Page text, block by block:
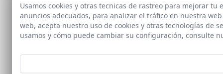
Usamos cookies y otras tecnicas de rastreo para mejorar
anuncios adecuados, para analizar el tráfico en nuestra
web, acepta nuestro uso de cookies y otras tecnologías de
usamos y cómo puede cambiar su configuración, consulte